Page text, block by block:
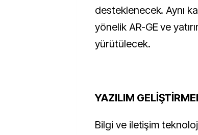
desteklenecek. Aynı
yönelik AR-GE ve
yürütülecek.
YAZILIM
Bilgi ve iletişim